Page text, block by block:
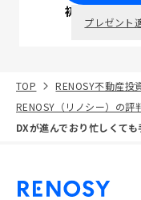
初回面談で
プレゼント
TOP RENOSY不動産投
RENOSY（リノシー）の評
DXが進んでおり忙しくて